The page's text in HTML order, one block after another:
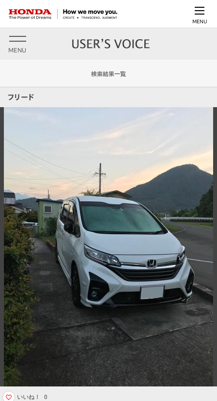
MENU
MENU
検索結果一覧
フリード
いいね！ 0